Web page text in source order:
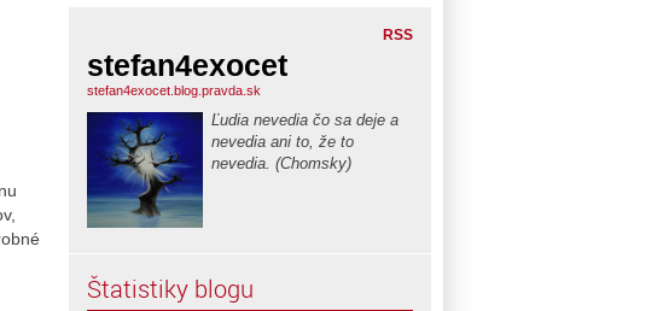
RSS
stefan4exocet
stefan4exocet.blog.pravda.sk
Ľudia nevedia čo sa deje a
nevedia ani to, že to
nevedia. (Chomsky)
Štatistiky blogu